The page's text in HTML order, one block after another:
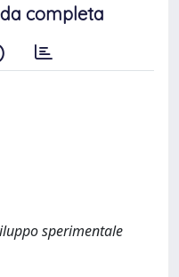
completa
sperimentale